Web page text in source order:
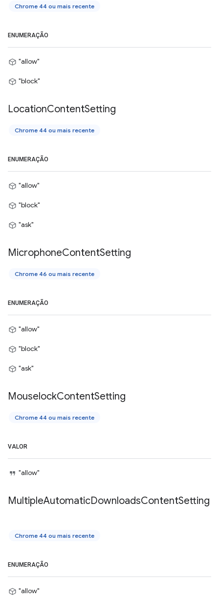
Chrome 44 ou mais recente
ENUMERAÇÃO
"allow"
"block"
LocationContentSetting
Chrome 44 ou mais recente
ENUMERAÇÃO
"allow"
"block"
"ask"
MicrophoneContentSetting
Chrome 46 ou mais recente
ENUMERAÇÃO
"allow"
"block"
"ask"
MouselockContentSetting
Chrome 44 ou mais recente
VALOR
"allow"
MultipleAutomaticDownloadsContentSetting
Chrome 44 ou mais recente
ENUMERAÇÃO
"allow"